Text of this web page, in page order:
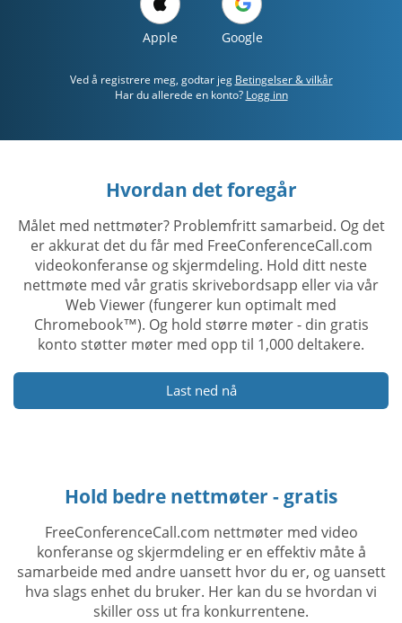
Apple Google
Ved å registrere meg, godtar jeg Betingelser & vilkår
Har du allerede en konto? Logg inn
Hvordan det foregår
Målet med nettmøter? Problemfritt samarbeid. Og det
er akkurat det du får med FreeConferenceCall.com
videokonferanse og skjermdeling. Hold ditt neste
nettmøte med vår gratis skrivebordsapp eller via vår
Web Viewer (fungerer kun optimalt med
Chromebook™). Og hold større møter - din gratis
konto støtter møter med opp til 1,000 deltakere.
Last ned nå
Hold bedre nettmøter - gratis
FreeConferenceCall.com nettmøter med video
konferanse og skjermdeling er en effektiv måte å
samarbeide med andre uansett hvor du er, og uansett
hva slags enhet du bruker. Her kan du se hvordan vi
skiller oss ut fra konkurrentene.